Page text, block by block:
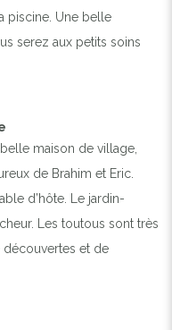
piscine. Une belle
serez aux petits soins
maison de village,
de Brahim et Eric.
d’hôte. Le jardin-
Les toutous sont très
découvertes et de